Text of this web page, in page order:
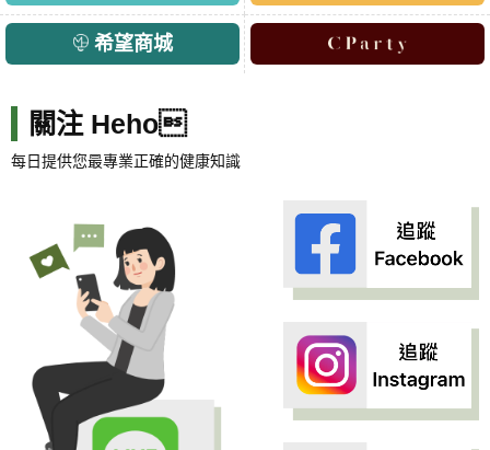
希望商城
關注 Heho
每日提供您最專業正確的健康知識